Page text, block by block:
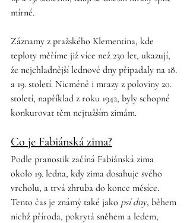
mírné.
Záznamy z pražského Klementina, kde
teploty měříme již více než 230 let, ukazují,
že nejchladnější lednové dny připadaly na 18.
a 19. století. Nicméně i mrazy z poloviny 20.
století, například z roku 1942, byly schopné
konkurovat těm nejtužším zimám.
Co je Fabiánská zima?
Podle pranostik začíná Fabiánská zima
okolo 19. ledna, kdy zima dosahuje svého
vrcholu, a trvá zhruba do konce měsíce.
Tento čas je známý také jako psí dny, během
nichž příroda, pokrytá sněhem a ledem,